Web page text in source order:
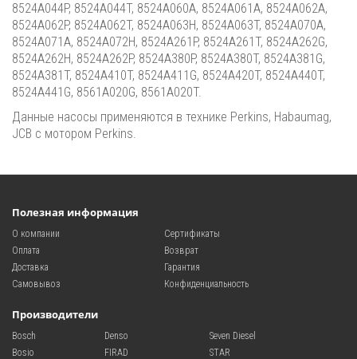
8524A044P, 8524A044T, 8524A060A, 8524A061A, 8524A062A,
8524A062P, 8524A062T, 8524A063H, 8524A063T, 8524A070A,
8524A071A, 8524A072H, 8524A261P, 8524A261T, 8524A262G,
8524A262H, 8524A262P, 8524A380P, 8524A380T, 8524A381G,
8524A381T, 8524A410T, 8524A411G, 8524A420T, 8524A440T,
8524A441G, 8561A020G, 8561A020T.
Данные насосы применяются в технике Perkins, Habaumag,
JCB с мотором Perkins.
Полезная информация
О компании
Оплата
Доставка
Самовывоз
Сертификаты
Возврат
Гарантия
Конфиденциальность
Производители
Bosch
Bosio
Denso
FIRAD
Seven Diesel
STAR